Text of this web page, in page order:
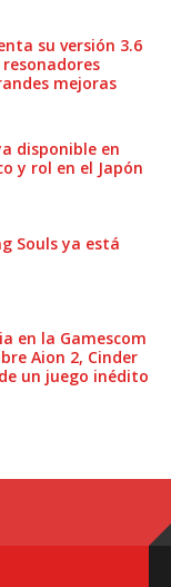
su versión 3.6
mejoras
disponible en
y rol en el Japón
Souls ya está
en la Gamescom
Aion 2, Cinder
un juego inédito